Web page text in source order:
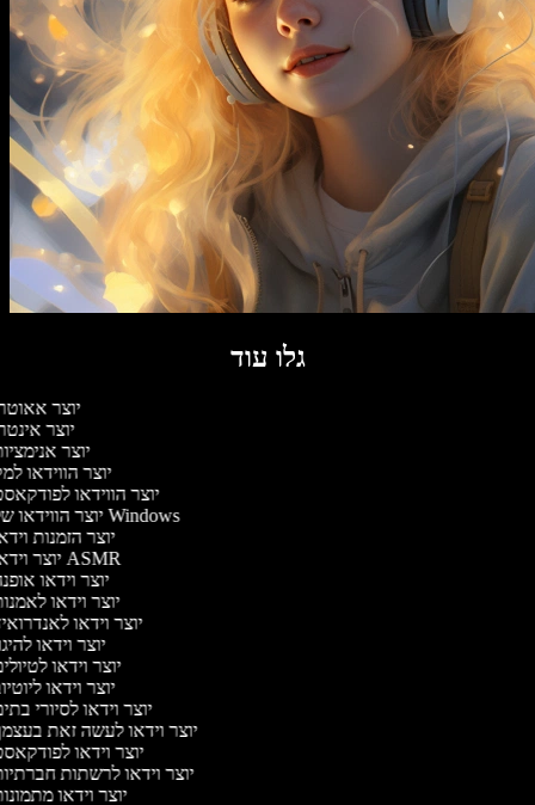
גלו עוד
יוצר
יוצר
יוצר
יוצר הווידאו
יוצר הווידאו
יוצר הווידאו של Windows
יוצר הזמנות
יוצר וידאו ASMR
יוצר וידאו
יוצר וידאו
יוצר וידאו
יוצר וידאו
יוצר וידאו
יוצר וידאו
יוצר וידאו לסיורי
יוצר וידאו לעשה זאת
יוצר וידאו
יוצר וידאו לרשתות
יוצר וידאו